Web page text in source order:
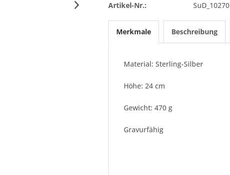
Artikel-Nr.: SuD_10270
Merkmale Beschreibung
Material: Sterling-Silber
Höhe: 24 cm
Gewicht: 470 g
Gravurfähig